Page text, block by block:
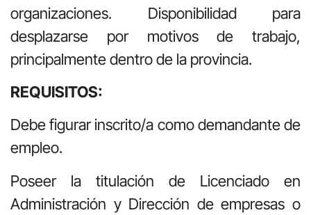
organizaciones. Disponibilidad para
desplazarse por motivos de trabajo,
principalmente dentro de la provincia.
REQUISITOS:
Debe figurar inscrito/a como demandante de
empleo.
Poseer la titulación de Licenciado en
Administración y Dirección de empresas o